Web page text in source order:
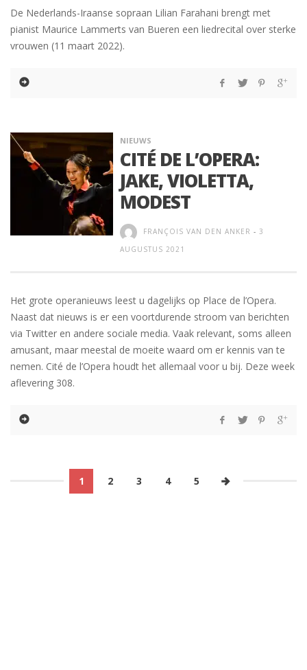
De Nederlands-Iraanse sopraan Lilian Farahani brengt met
pianist Maurice Lammerts van Bueren een liedrecital over sterke
vrouwen (11 maart 2022).
NIEUWS
CITÉ DE L’OPERA:
JAKE, VIOLETTA,
MODEST
FRANÇOIS VAN DEN ANKER - 3
AUGUSTUS 2021
Het grote operanieuws leest u dagelijks op Place de l’Opera.
Naast dat nieuws is er een voortdurende stroom van berichten
via Twitter en andere sociale media. Vaak relevant, soms alleen
amusant, maar meestal de moeite waard om er kennis van te
nemen. Cité de l’Opera houdt het allemaal voor u bij. Deze week
aflevering 308.
1 2 3 4 5